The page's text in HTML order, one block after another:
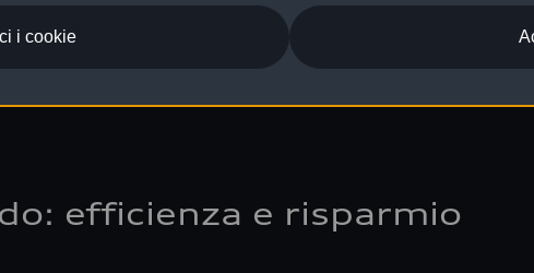
ufficiale Audi che offre l’usato garantito tramite Audi
e coperto da garanzia fino a 4 anni per una maggiore
efficienza e risparmio
i cookie